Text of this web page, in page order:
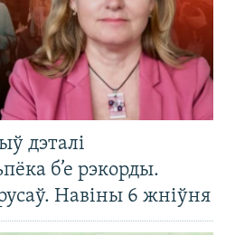
дэталі
б’е рэкорды.
Навіны 6 жніўня